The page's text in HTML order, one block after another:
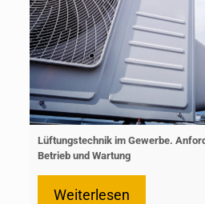
Lüftungstechnik im Gewerbe.
Betrieb und Wartung
Weiterlesen